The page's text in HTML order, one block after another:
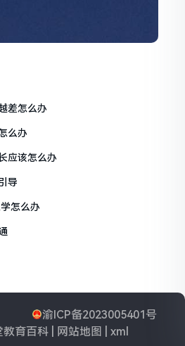
差怎么办
么办
应该怎么办
导
怎么办
渝ICP备2023005401号
教育百科 网站地图 |xml